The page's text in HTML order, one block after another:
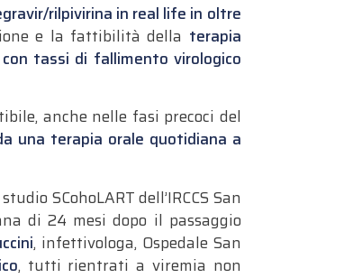
rilpivirina in real life in oltre
e la fattibilità della terapia
tassi di fallimento virologico
anche nelle fasi precoci del
una terapia orale quotidiana a
SCohoLART dell’IRCCS San
di 24 mesi dopo il passaggio
, infettivologa, Ospedale San
, tutti rientrati a viremia non